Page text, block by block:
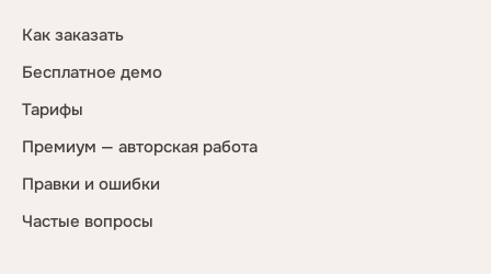
Как заказать
Бесплатное демо
Тарифы
Премиум — авторская работа
Правки и ошибки
Частые вопросы